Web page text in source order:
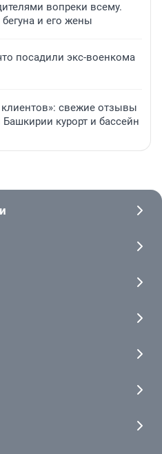
вопреки всему.
и его жены
посадили экс-военкома
свежие отзывы
курорт и бассейн